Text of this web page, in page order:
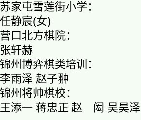
屯雪莲街小学：
宸(女)
北方棋院：
赫
博弈棋类培训：
泽 赵子翀
将帅棋校：
一 蒋忠正 赵 闳 吴昊泽